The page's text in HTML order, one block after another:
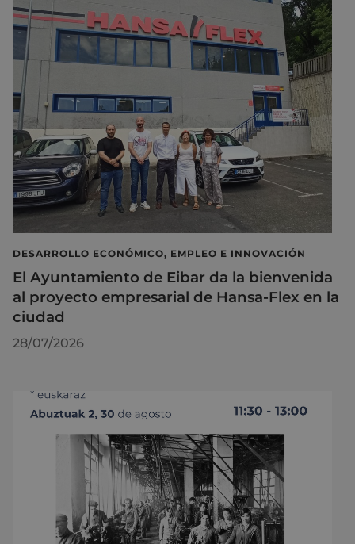
DESARROLLO ECONÓMICO, EMPLEO E INNOVACIÓN
El Ayuntamiento de Eibar da la bienvenida
al proyecto empresarial de Hansa-Flex en la
ciudad
28/07/2026